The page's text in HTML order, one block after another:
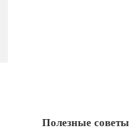
Полезные советы